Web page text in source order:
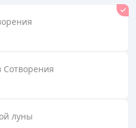
Сотворения
луны